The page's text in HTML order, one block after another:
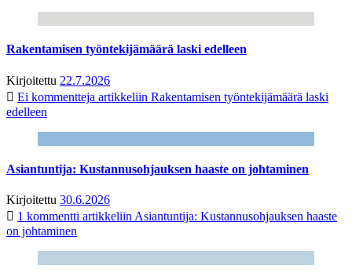
Rakentamisen työntekijämäärä laski edelleen
Kirjoitettu 22.7.2026
Ei kommentteja artikkeliin Rakentamisen työntekijämäärä laski
edelleen
Asiantuntija: Kustannusohjauksen haaste on johtaminen
Kirjoitettu 30.6.2026
1 kommentti artikkeliin Asiantuntija: Kustannusohjauksen haaste
on johtaminen